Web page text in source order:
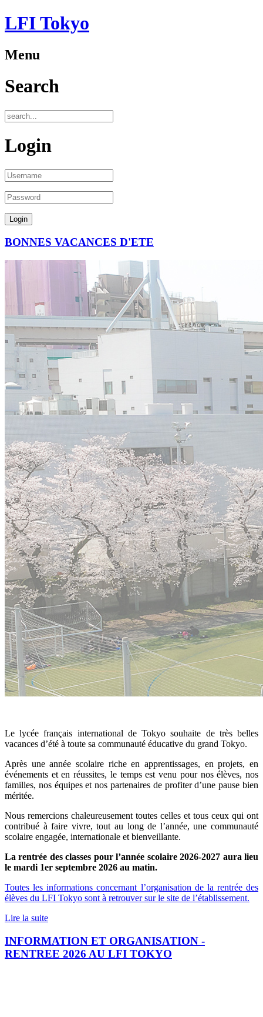
LFI Tokyo
Menu
Search
Login
BONNES VACANCES D'ETE
Le lycée français international de Tokyo souhaite de très belles
vacances d’été à toute sa communauté éducative du grand Tokyo.
Après une année scolaire riche en apprentissages, en projets, en
événements et en réussites, le temps est venu pour nos élèves, nos
familles, nos équipes et nos partenaires de profiter d’une pause bien
méritée.
Nous remercions chaleureusement toutes celles et tous ceux qui ont
contribué à faire vivre, tout au long de l’année, une communauté
scolaire engagée, internationale et bienveillante.
La rentrée des classes pour l’année scolaire 2026-2027 aura lieu
le mardi 1er septembre 2026 au matin.
Toutes les informations concernant l’organisation de la rentrée des
élèves du LFI Tokyo sont à retrouver sur le site de l’établissement.
Lire la suite
INFORMATION ET ORGANISATION -
RENTREE 2026 AU LFI TOKYO